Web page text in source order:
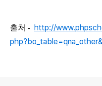
출처 - http://